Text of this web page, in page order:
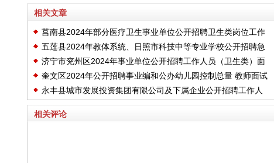
相关文章
莒南县2024年部分医疗卫生事业单位公开招聘卫生类岗位工作
人员面试公告
五莲县2024年教体系统、日照市科技中等专业学校公开招聘急
需紧缺专业教师面谈面试公告
济宁市兖州区2024年事业单位公开招聘工作人员（卫生类）面
试资格审查及面试有关事项公告
奎文区2024年公开招聘事业编和公办幼儿园控制总量 教师面试
通知
永丰县城市发展投资集团有限公司及下属企业公开招聘工作人
员公告
相关评论